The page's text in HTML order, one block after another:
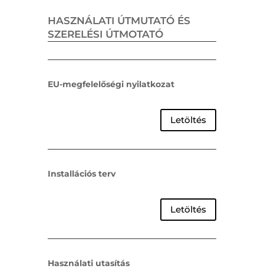
HASZNÁLATI ÚTMUTATÓ ÉS
SZERELÉSI ÚTMOTATÓ
EU-megfelelőségi nyilatkozat
Letöltés
Installációs terv
Letöltés
Használati utasítás